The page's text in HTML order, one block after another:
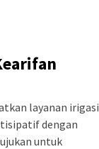
layanan irigasi
dengan
untuk